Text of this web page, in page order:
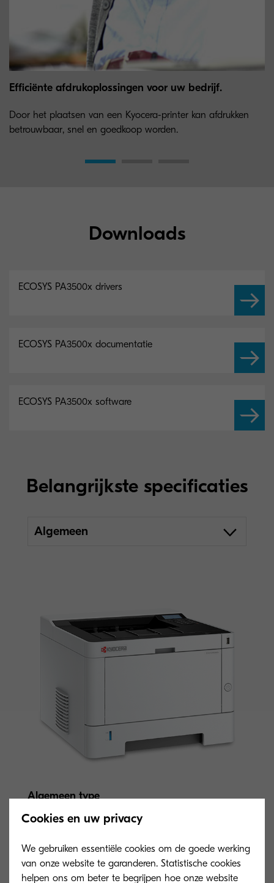
Efficiënte afdrukoplossingen voor uw bedrijf.
Door het plaatsen van een Kyocera-printer kan afdrukken
betrouwbaar, snel en goedkoop worden.
Downloads
ECOSYS PA3500x drivers
ECOSYS PA3500x documentatie
ECOSYS PA3500x software
Belangrijkste specificaties
Algemeen
Algemeen type
A4 Monochrome printer
Motorsnelheid
Tot 35 pagina’s per minuut in A4
Cookies en uw privacy
We gebruiken essentiële cookies om de goede werking
van onze website te garanderen. Statistische cookies
helpen ons om beter te begrijpen hoe onze website